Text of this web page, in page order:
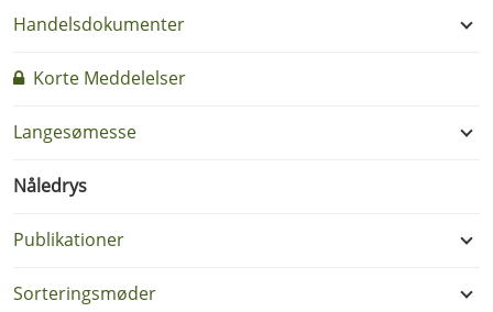
Handelsdokumenter
Korte Meddelelser
Langesømesse
Nåledrys
Publikationer
Sorteringsmøder